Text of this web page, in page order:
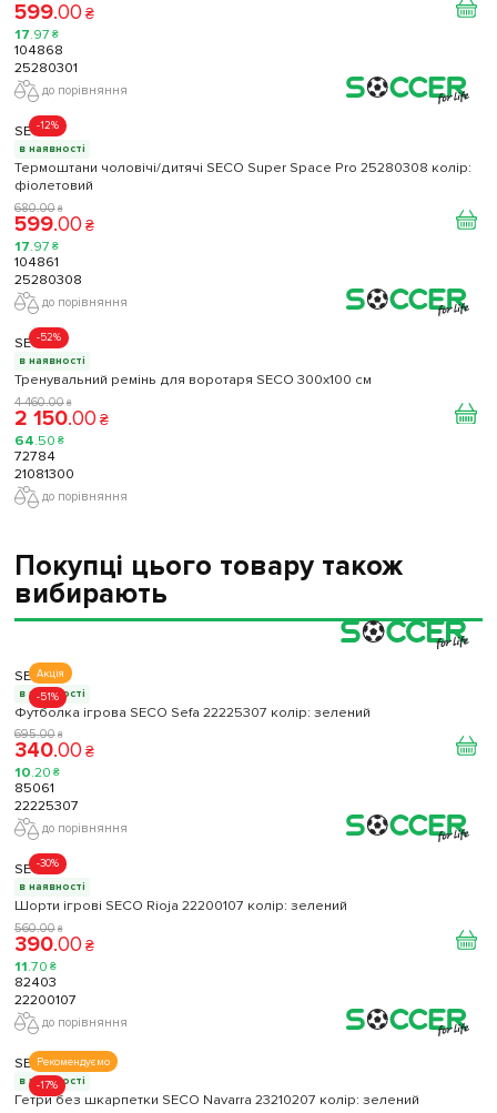
599.00 ₴
17.97 ₴
104868
25280301
до порівняння
-12%
SECO
в наявності
Термоштани чоловічі/дитячі SECO Super Space Pro 25280308 колір:
фіолетовий
680.00 ₴
599.00 ₴
17.97 ₴
104861
25280308
до порівняння
-52%
SECO
в наявності
Тренувальний ремінь для воротаря SECO 300х100 см
4 460.00 ₴
2 150.00 ₴
64.50 ₴
72784
21081300
до порівняння
Покупці цього товару також
вибирають
Акція
-51%
SECO
в наявності
Футболка ігрова SECO Sefa 22225307 колiр: зелений
695.00 ₴
340.00 ₴
10.20 ₴
85061
22225307
до порівняння
-30%
SECO
в наявності
Шорти ігрові SECO Rioja 22200107 колiр: зелений
560.00 ₴
390.00 ₴
11.70 ₴
82403
22200107
до порівняння
Рекомендуємо
-17%
SECO
в наявності
Гетри без шкарпетки SECO Navarra 23210207 колір: зелений